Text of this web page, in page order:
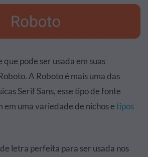
pode ser usada em suas
A Roboto é mais uma das
Serif Sans, esse tipo de fonte
em uma variedade de nichos etipos
letra perfeita para ser usada nos